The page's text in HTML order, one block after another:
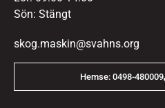
Sön: Stängt
skog.maskin@svahns.org
Hemse: 0498-480009